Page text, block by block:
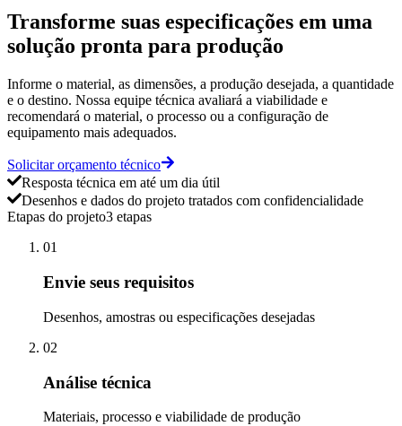
Transforme suas especificações em uma
solução pronta para produção
Informe o material, as dimensões, a produção desejada, a quantidade
e o destino. Nossa equipe técnica avaliará a viabilidade e
recomendará o material, o processo ou a configuração de
equipamento mais adequados.
Solicitar orçamento técnico
Resposta técnica em até um dia útil
Desenhos e dados do projeto tratados com confidencialidade
Etapas do projeto3 etapas
01
Envie seus requisitos
Desenhos, amostras ou especificações desejadas
02
Análise técnica
Materiais, processo e viabilidade de produção